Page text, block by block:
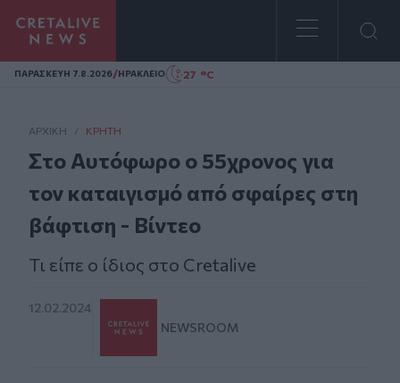
Homepage
ΠΑΡΑΣΚΕΥΗ 7.8.2026/ΗΡΑΚΛΕΙΟ 27 °C
ΑΡΧΙΚΗ / ΚΡΉΤΗ
Στο Αυτόφωρο ο 55χρονος για
τον καταιγισμό από σφαίρες στη
βάφτιση - Βίντεο
Τι είπε ο ίδιος στο Cretalive
12.02.2024
NEWSROOM